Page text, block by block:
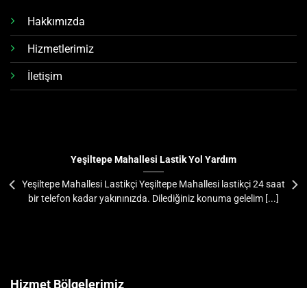
Hakkımızda
Hizmetlerimiz
İletişim
Yeşiltepe Mahallesi Lastik Yol Yardım
Yeşiltepe Mahallesi Lastikçi Yeşiltepe Mahallesi lastikçi 24 saat
bir telefon kadar yakınınızda. Dilediğiniz konuma gelelim [...]
Hizmet Bölgelerimiz